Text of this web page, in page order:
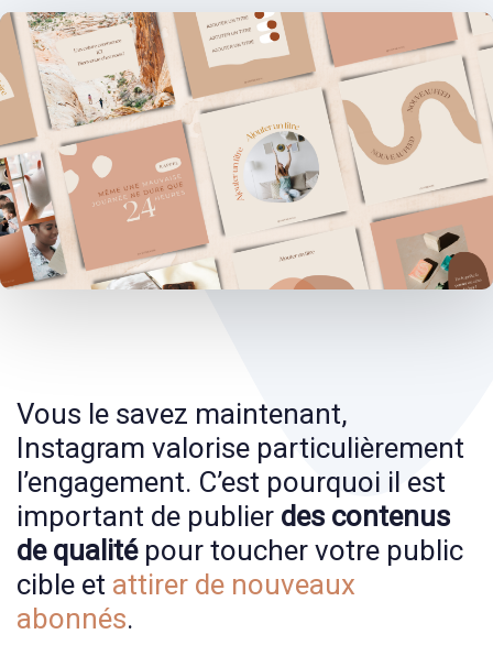
Vous le savez maintenant,
Instagram valorise particulièrement
l’engagement. C’est pourquoi il est
important de publier des contenus
de qualitépour toucher votre public
cible et attirer de nouveaux
abonnés.